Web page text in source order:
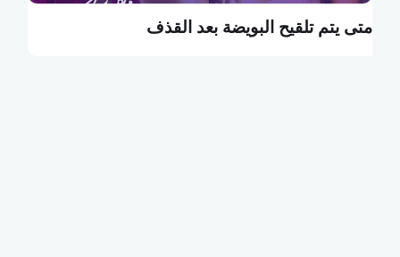
متى يتم تلقيح البويضة بعد القذف